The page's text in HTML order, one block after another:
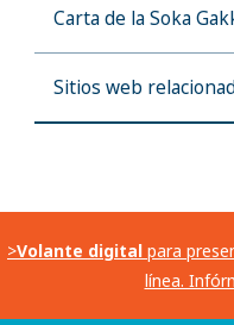
Carta de la Soka
Sitios web
>Volante digital para
línea.